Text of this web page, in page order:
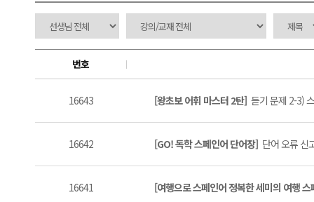
번호
16643 [왕초보 어휘 마스터 2탄] 듣기 문제 2-3)
16642 [GO! 독학 스페인어 단어장] 단어 오류 신
16641 [여행으로 스페인어 정복한 세미의 여행